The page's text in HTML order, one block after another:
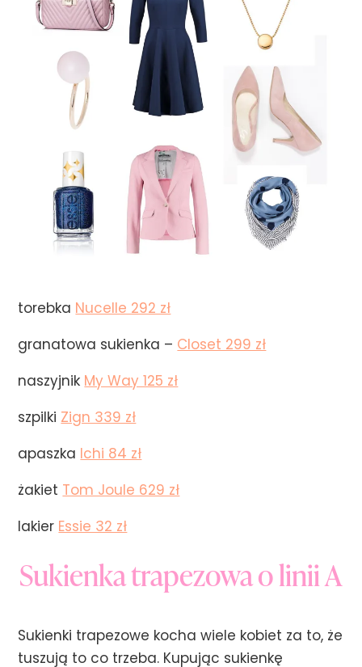
torebka Nucelle 292 zł
granatowa sukienka – Closet 299 zł
naszyjnik My Way 125 zł
szpilki Zign 339 zł
apaszka Ichi 84 zł
żakiet Tom Joule 629 zł
lakier Essie 32 zł
Sukienka trapezowa o linii A
Sukienki trapezowe kocha wiele kobiet za to, że
tuszują to co trzeba. Kupując sukienkę